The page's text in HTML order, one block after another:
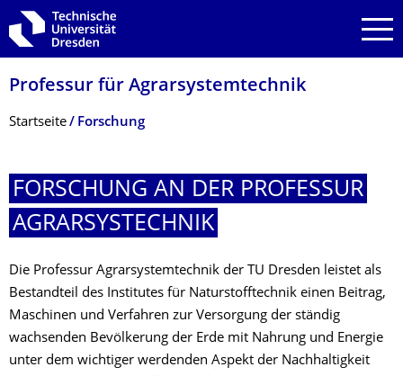
Zur Hauptnavigation springen
Zur Suche springen
Zum Inhalt springen
Professur für Agrarsystemtechnik
Breadcrumb-Menü
Startseite Forschung
FORSCHUNG AN DER PROFESSUR
AGRARSYSTECHNIK
Die Professur Agrarsystemtechnik der TU Dresden leistet als
Bestandteil des Institutes für Naturstofftechnik einen Beitrag,
Maschinen und Verfahren zur Versorgung der ständig
wachsenden Bevölkerung der Erde mit Nahrung und Energie
unter dem wichtiger werdenden Aspekt der Nachhaltigkeit